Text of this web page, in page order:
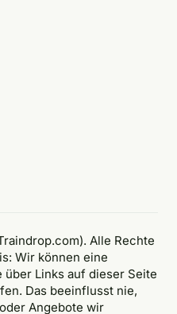
Alle Rechte
Wir können eine
Links auf dieser Seite
Das beeinflusst nie,
Angebote wir